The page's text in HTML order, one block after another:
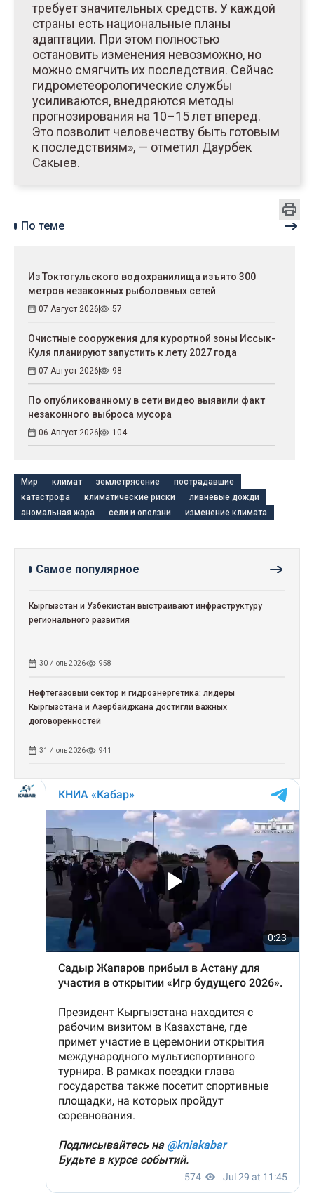
требует значительных средств. У каждой
страны есть национальные планы
адаптации. При этом полностью
остановить изменения невозможно, но
можно смягчить их последствия. Сейчас
гидрометеорологические службы
усиливаются, внедряются методы
прогнозирования на 10–15 лет вперед.
Это позволит человечеству быть готовым
к последствиям», — отметил Даурбек
Сакыев.
По теме
Из Токтогульского водохранилища изъято 300
метров незаконных рыболовных сетей
07 Август 2026 57
Очистные сооружения для курортной зоны Иссык-
Куля планируют запустить к лету 2027 года
07 Август 2026 98
По опубликованному в сети видео выявили факт
незаконного выброса мусора
06 Август 2026 104
Мир климат землетрясение
пострадавшие
катастрофа
климатические риски
ливневые дожди
аномальная жара
сели и оползни изменение климата
Самое популярное
Кыргызстан и Узбекистан выстраивают инфраструктуру
регионального развития
30 Июль 2026 958
Нефтегазовый сектор и гидроэнергетика: лидеры
Кыргызстана и Азербайджана достигли важных
договоренностей
31 Июль 2026 941